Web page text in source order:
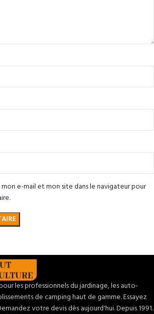
e-mail et mon site dans le navigateur pour
les professionnels du jardinage, les auto-
de camping haut de gamme. Essayez
votre devis dès aujourd'hui. Depuis 1991.